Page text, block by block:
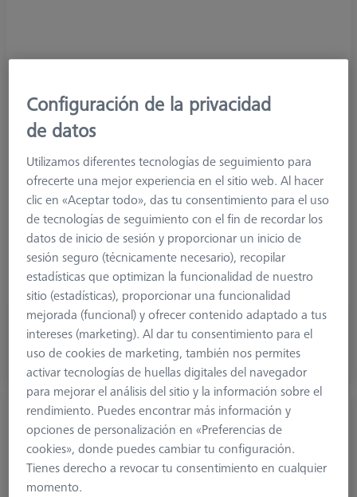
Measuring System Type
VAST/MT
Product Type
Material
Carbon Fiber
Connection Type
M5
Measuring Length
71,5 mm
2. Measuring Length (MLE)
61,4 mm
Application
Extend
Ø Body (DG)
20,0 mm
Width (B)
20,0 mm
238,20 €
más el IVA
Disponible
REACH CFX 3 - Extensión de placa VAST,
cubo roscado M5
626107-2120-110
Configuración de la privacidad
de datos
Utilizamos diferentes tecnologías de seguimiento para
ofrecerte una mejor experiencia en el sitio web. Al hacer
clic en «Aceptar todo», das tu consentimiento para el uso
de tecnologías de seguimiento con el fin de recordar los
datos de inicio de sesión y proporcionar un inicio de
sesión seguro (técnicamente necesario), recopilar
estadísticas que optimizan la funcionalidad de nuestro
sitio (estadísticas), proporcionar una funcionalidad
mejorada (funcional) y ofrecer contenido adaptado a tus
intereses (marketing). Al dar tu consentimiento para el
uso de cookies de marketing, también nos permites
activar tecnologías de huellas digitales del navegador
para mejorar el análisis del sitio y la información sobre el
rendimiento. Puedes encontrar más información y
opciones de personalización en «Preferencias de
cookies», donde puedes cambiar tu configuración.
Tienes derecho a revocar tu consentimiento en cualquier
momento.